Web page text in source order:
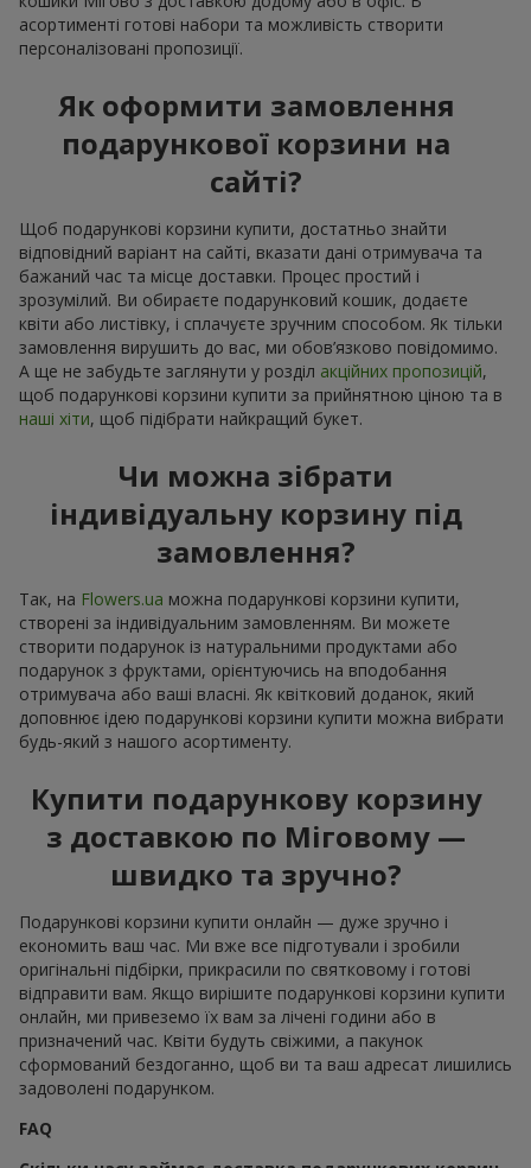
асортименті готові набори та можливість створити
персоналізовані пропозиції.
Як оформити замовлення
подарункової корзини на
сайті?
Щоб подарункові корзини купити, достатньо знайти
відповідний варіант на сайті, вказати дані отримувача та
бажаний час та місце доставки. Процес простий і
зрозумілий. Ви обираєте подарунковий кошик, додаєте
квіти або листівку, і сплачуєте зручним способом. Як тільки
замовлення вирушить до вас, ми обов’язково повідомимо.
А ще не забудьте заглянути у розділ акційних пропозицій,
щоб подарункові корзини купити за прийнятною ціною та в
наші хіти, щоб підібрати найкращий букет.
Чи можна зібрати
індивідуальну корзину під
замовлення?
Так, на Flowers.ua можна подарункові корзини купити,
створені за індивідуальним замовленням. Ви можете
створити подарунок із натуральними продуктами або
подарунок з фруктами, орієнтуючись на вподобання
отримувача або ваші власні. Як квітковий доданок, який
доповнює ідею подарункові корзини купити можна вибрати
будь-який з нашого асортименту.
Купити подарункову корзину
з доставкою по Міговому —
швидко та зручно?
Подарункові корзини купити онлайн — дуже зручно і
економить ваш час. Ми вже все підготували і зробили
оригінальні підбірки, прикрасили по святковому і готові
відправити вам. Якщо вирішите подарункові корзини купити
онлайн, ми привеземо їх вам за лічені години або в
призначений час. Квіти будуть свіжими, а пакунок
сформований бездоганно, щоб ви та ваш адресат лишились
задоволені подарунком.
FAQ